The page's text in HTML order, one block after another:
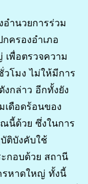
อำนวยการร่วม
ครองอำเภอ
พื่อตรวจความ
วโมง ไม่ให้มีการ
กล่าว อีกทั้งยัง
เดือดร้อนของ
นี้ด้วย ซึ่งในการ
ติบังคับใช้
กอบด้วย สถานี
รหาดใหญ่ ทั้งนี้